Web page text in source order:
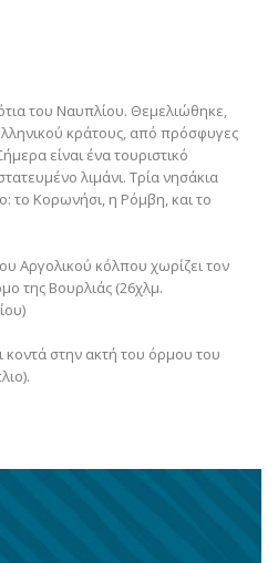
του Ναυπλίου. Θεμελιώθηκε,
κράτους, από πρόσφυγες
είναι ένα τουριστικό
λιμάνι. Τρία νησάκια
το Κορωνήσι, η Ρόμβη, και το
Αργολικού κόλπου χωρίζει τον
της Βουρλιάς (26χλμ.
κοντά στην ακτή του όρμου του